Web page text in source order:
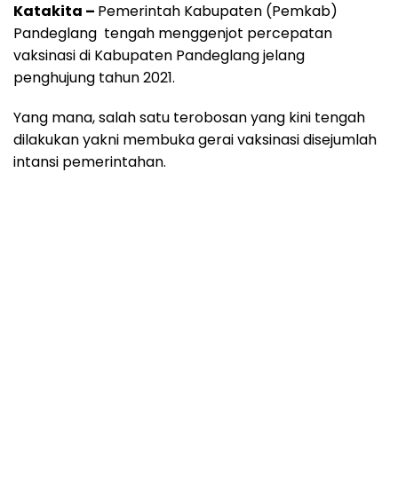
Katakita – Pemerintah Kabupaten (Pemkab)
Pandeglang tengah menggenjot percepatan
vaksinasi di Kabupaten Pandeglang jelang
penghujung tahun 2021.
Yang mana, salah satu terobosan yang kini tengah
dilakukan yakni membuka gerai vaksinasi disejumlah
intansi pemerintahan.